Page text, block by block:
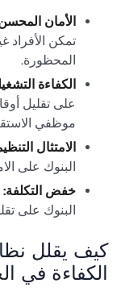
الأمان
تمكن
المحظورة.
الكفاءة
على تقليل
موظفي
الامتثال
البنوك على
خفض التكلفة:
البنوك على
كيف يقلل
الكفاءة في